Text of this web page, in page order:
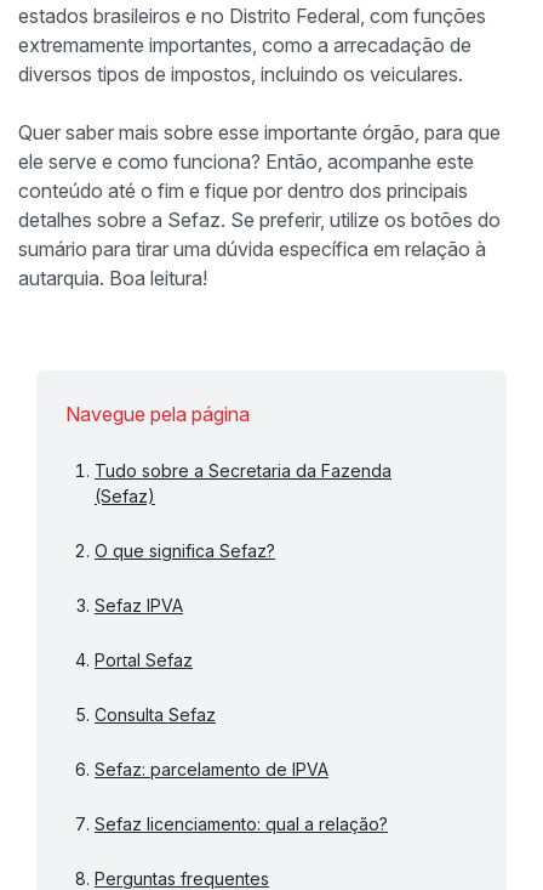
estados brasileiros e no Distrito Federal, com funções
extremamente importantes, como a arrecadação de
diversos tipos de impostos, incluindo os veiculares.
Quer saber mais sobre esse importante órgão, para que
ele serve e como funciona? Então, acompanhe este
conteúdo até o fim e fique por dentro dos principais
detalhes sobre a Sefaz. Se preferir, utilize os botões do
sumário para tirar uma dúvida específica em relação à
autarquia. Boa leitura!
Navegue pela página
Tudo sobre a Secretaria da Fazenda
(Sefaz)
O que significa Sefaz?
Sefaz IPVA
Portal Sefaz
Consulta Sefaz
Sefaz: parcelamento de IPVA
Sefaz licenciamento: qual a relação?
Perguntas frequentes